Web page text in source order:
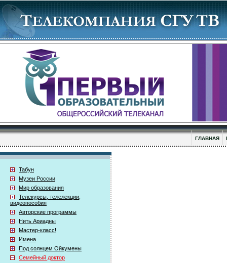
ГЛАВНАЯ
Табун
Музеи России
Мир образования
Телекурсы, телелекции,
видеопособия
Авторские программы
Нить Ариадны
Мастер-класс!
Имена
Под солнцем Ойкумены
Семейный доктор